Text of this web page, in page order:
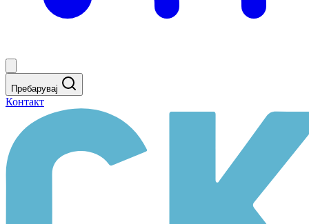
Пребарувај
Контакт